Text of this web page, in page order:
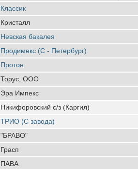
Классик
Кристалл
Невская бакалея
Продимекс (С - Петербург)
Протон
Торус, ООО
Эра Импекс
Никифоровский с/з (Каргил)
ТРИО (С завода)
"БРАВО"
Грасп
ПАВА